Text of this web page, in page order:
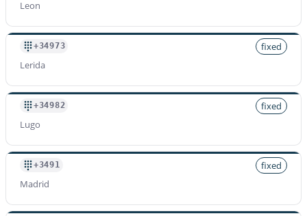
Leon
+34973
fixed
Lerida
+34982
fixed
Lugo
+3491
fixed
Madrid